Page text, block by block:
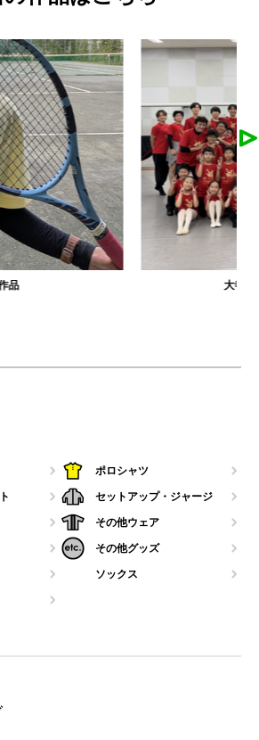
二バレエアカデミー様の作品
ポロシャツ
セットアップ・ジャージ
その他ウェア
その他グッズ
ソックス